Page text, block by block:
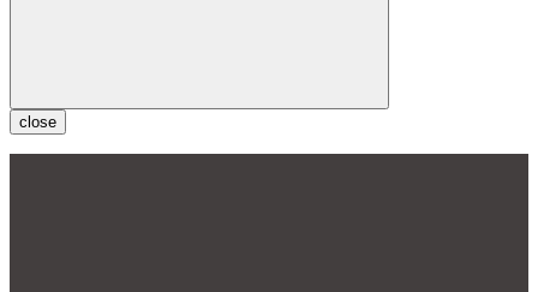
close